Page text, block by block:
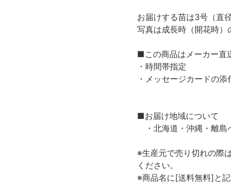
お届けする苗は3号（直
写真は成長時（開花時）
■この商品はメーカー直
・時間帯指定
・メッセージカードの添
■お届け地域について
・北海道・沖縄・離島
※生産元で売り切れの際
ください。
※商品名に[送料無料]と